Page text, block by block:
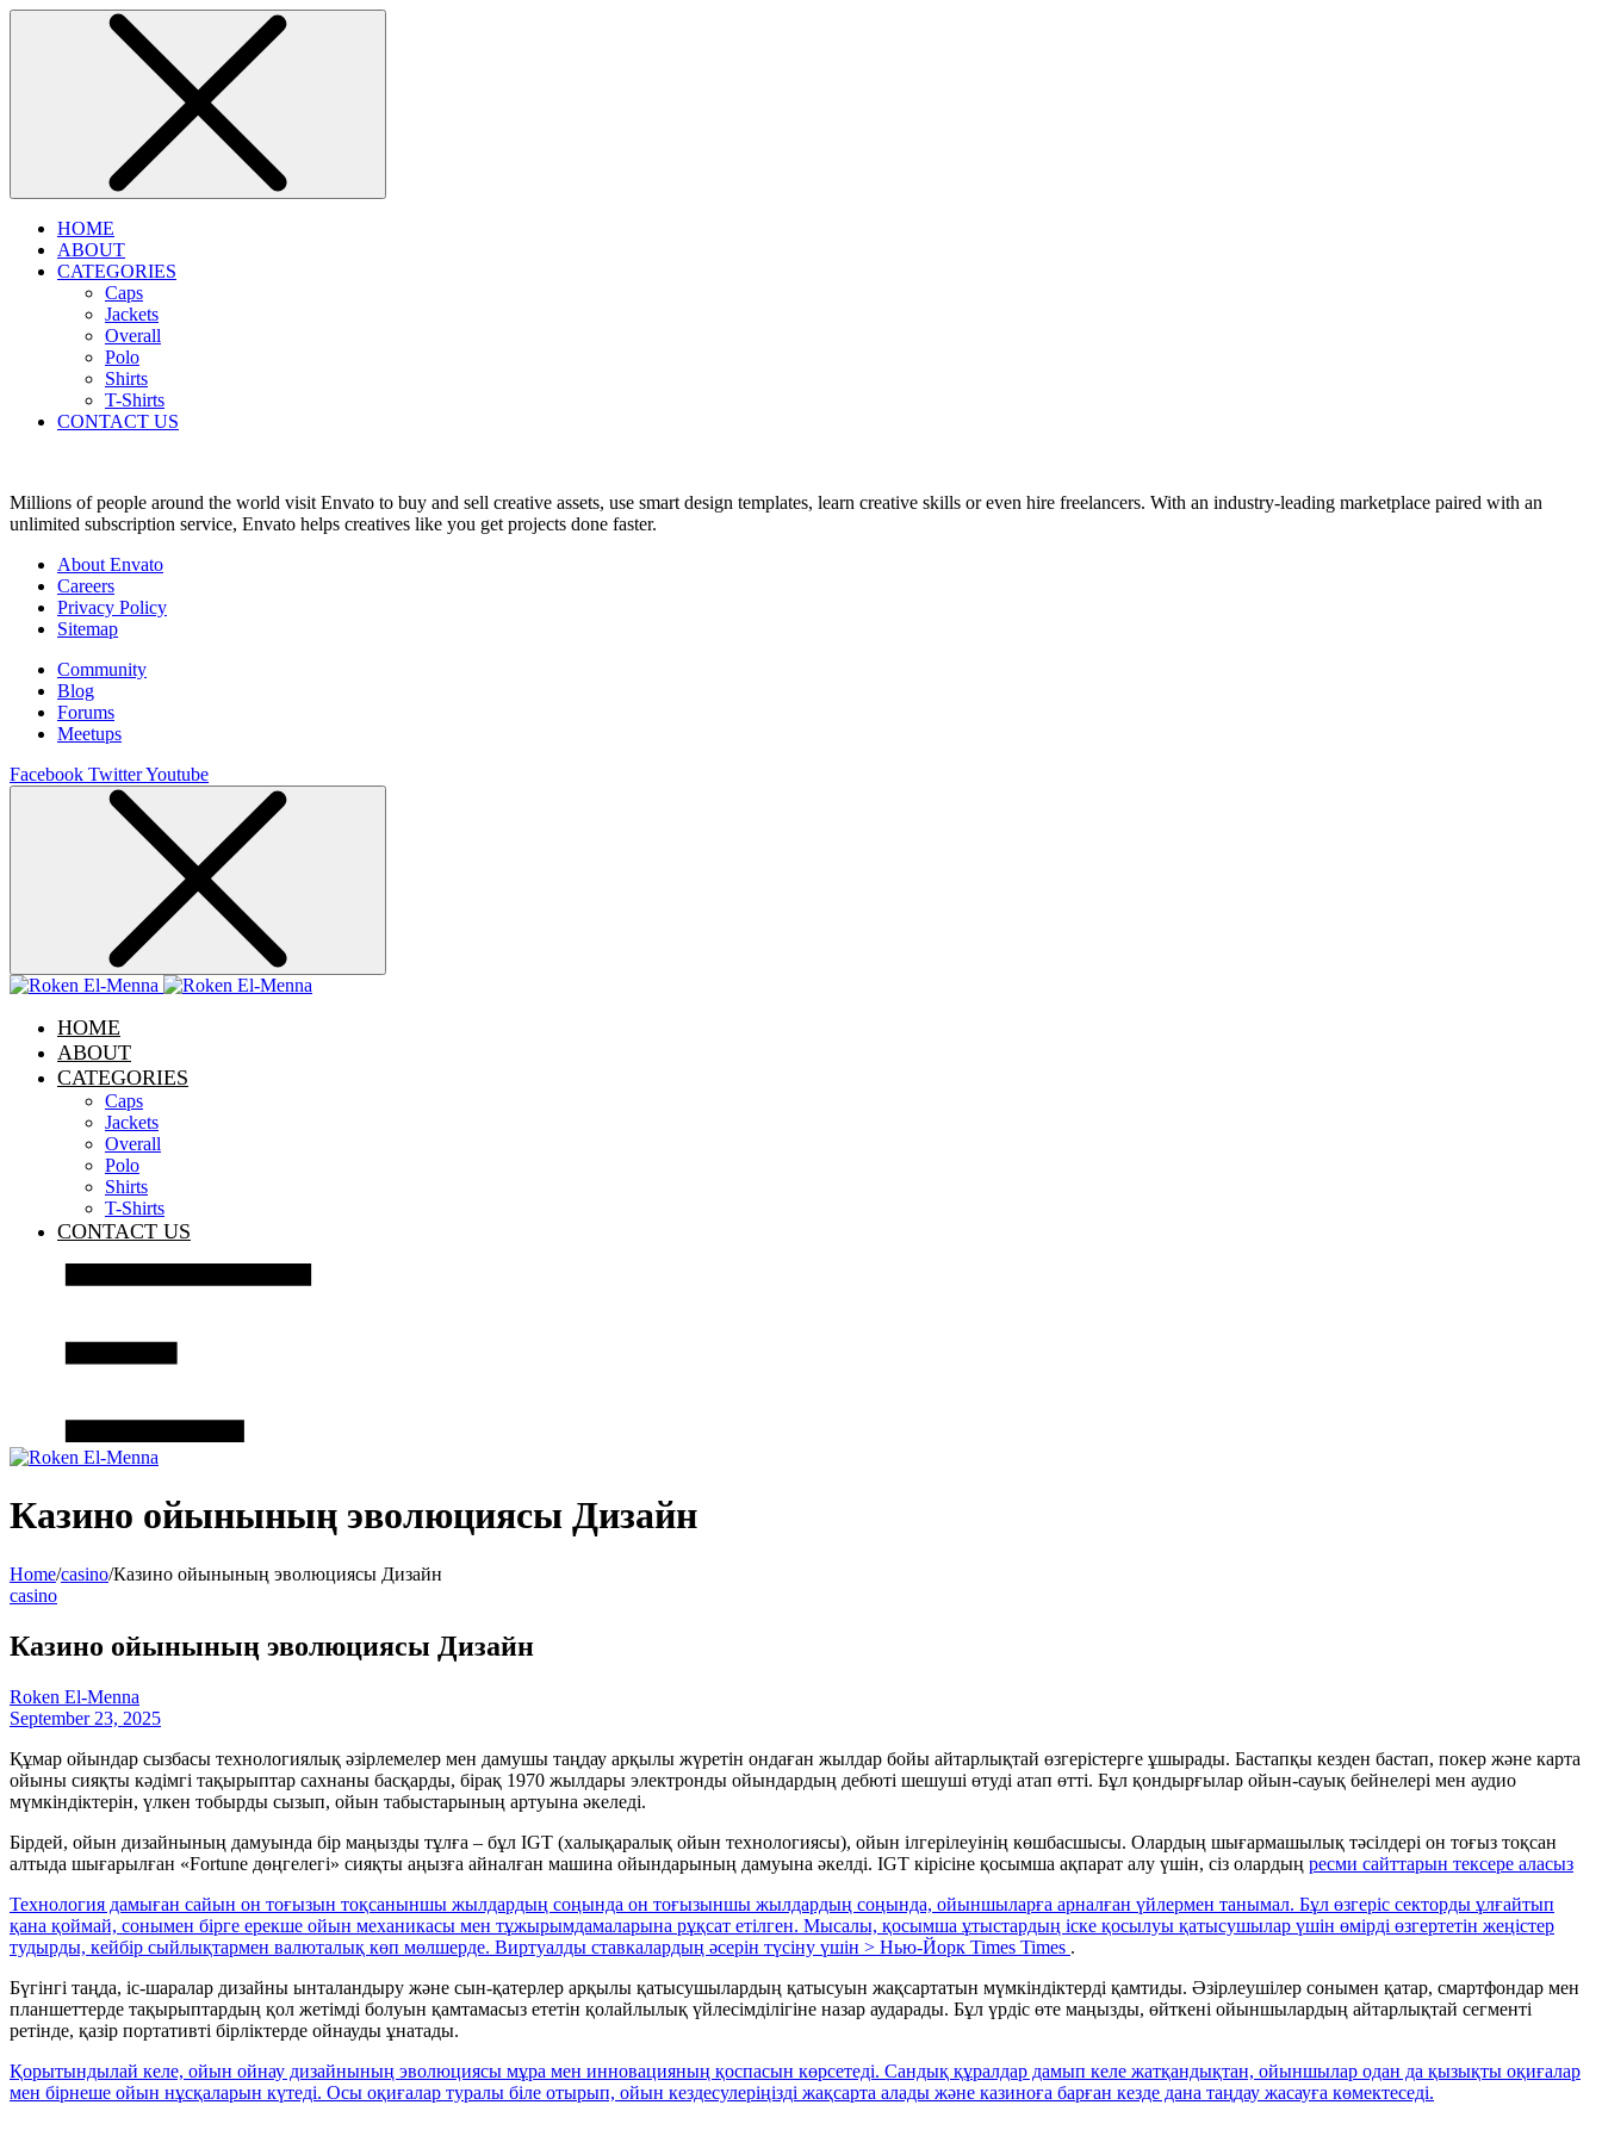
HOME
ABOUT
CATEGORIES
Caps
Jackets
Overall
Polo
Shirts
T-Shirts
CONTACT US
Millions of people around the world visit Envato to buy and sell creative assets, use smart design templates, learn creative skills or even hire freelancers. With an industry-leading marketplace paired with an
unlimited subscription service, Envato helps creatives like you get projects done faster.
About Envato
Careers
Privacy Policy
Sitemap
Community
Blog
Forums
Meetups
Facebook TwitterYoutube
HOME
ABOUT
CATEGORIES
Caps
Jackets
Overall
Polo
Shirts
T-Shirts
CONTACT US
Казино ойынының эволюциясы Дизайн
Home/casino/Казино ойынының эволюциясы Дизайн
casino
Казино ойынының эволюциясы Дизайн
Roken El-Menna
September 23, 2025
Құмар ойындар сызбасы технологиялық әзірлемелер мен дамушы таңдау арқылы жүретін ондаған жылдар бойы айтарлықтай өзгерістерге ұшырады. Бастапқы кезден бастап, покер және карта
ойыны сияқты кәдімгі тақырыптар сахнаны басқарды, бірақ 1970 жылдары электронды ойындардың дебюті шешуші өтуді атап өтті. Бұл қондырғылар ойын-сауық бейнелері мен аудио
мүмкіндіктерін, үлкен тобырды сызып, ойын табыстарының артуына әкеледі.
Бірдей, ойын дизайнының дамуында бір маңызды тұлға – бұл IGT (халықаралық ойын технологиясы), ойын ілгерілеуінің көшбасшысы. Олардың шығармашылық тәсілдері он тоғыз тоқсан
алтыда шығарылған «Fortune дөңгелегі» сияқты аңызға айналған машина ойындарының дамуына әкелді. IGT кірісіне қосымша ақпарат алу үшін, сіз олардың ресми сайттарын тексере аласыз
Технология дамыған сайын он тоғызын тоқсаныншы жылдардың соңында он тоғызыншы жылдардың соңында, ойыншыларға арналған үйлермен танымал. Бұл өзгеріс секторды ұлғайтып
қана қоймай, сонымен бірге ерекше ойын механикасы мен тұжырымдамаларына рұқсат етілген. Мысалы, қосымша ұтыстардың іске қосылуы қатысушылар үшін өмірді өзгертетін жеңістер
тудырды, кейбір сыйлықтармен валюталық көп мөлшерде. Виртуалды ставкалардың әсерін түсіну үшін > Нью-Йорк Times Times .
Бүгінгі таңда, іс-шаралар дизайны ынталандыру және сын-қатерлер арқылы қатысушылардың қатысуын жақсартатын мүмкіндіктерді қамтиды. Әзірлеушілер сонымен қатар, смартфондар мен
планшеттерде тақырыптардың қол жетімді болуын қамтамасыз ететін қолайлылық үйлесімділігіне назар аударады. Бұл үрдіс өте маңызды, өйткені ойыншылардың айтарлықтай сегменті
ретінде, қазір портативті бірліктерде ойнауды ұнатады.
Қорытындылай келе, ойын ойнау дизайнының эволюциясы мұра мен инновацияның қоспасын көрсетеді. Сандық құралдар дамып келе жатқандықтан, ойыншылар одан да қызықты оқиғалар
мен бірнеше ойын нұсқаларын күтеді. Осы оқиғалар туралы біле отырып, ойын кездесулеріңізді жақсарта алады және казиноға барған кезде дана таңдау жасауға көмектеседі.